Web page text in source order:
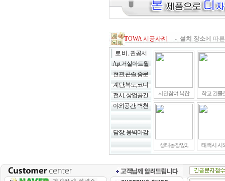
TOWA 시공사례 - 설치 장소에 따
로 비 , 관공서
시민참여 복합 학교 건물
생태농장앞2, 태백시 시
Apt 거실아트월
현관,콘솔,중문
계단,복도,코너
전시, 상업공간
야외공간, 벽천
담장, 옹벽마감